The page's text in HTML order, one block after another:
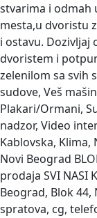
stvarima i odmah
mesta,u dvoristu
i ostavu. Dozivljaj
dvoristem i
zelenilom sa svih
sudove, Veš
Plakari/Ormani,
nadzor, Video
Kablovska,
Novi Beograd
prodaja SVI NASI
Beograd, Blok 44,
spratova, cg,